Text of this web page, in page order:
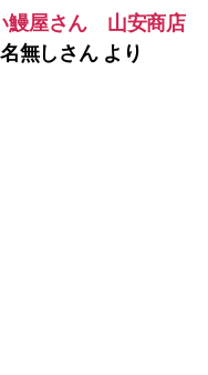
鰻屋さん 山安商店
名無しさんより